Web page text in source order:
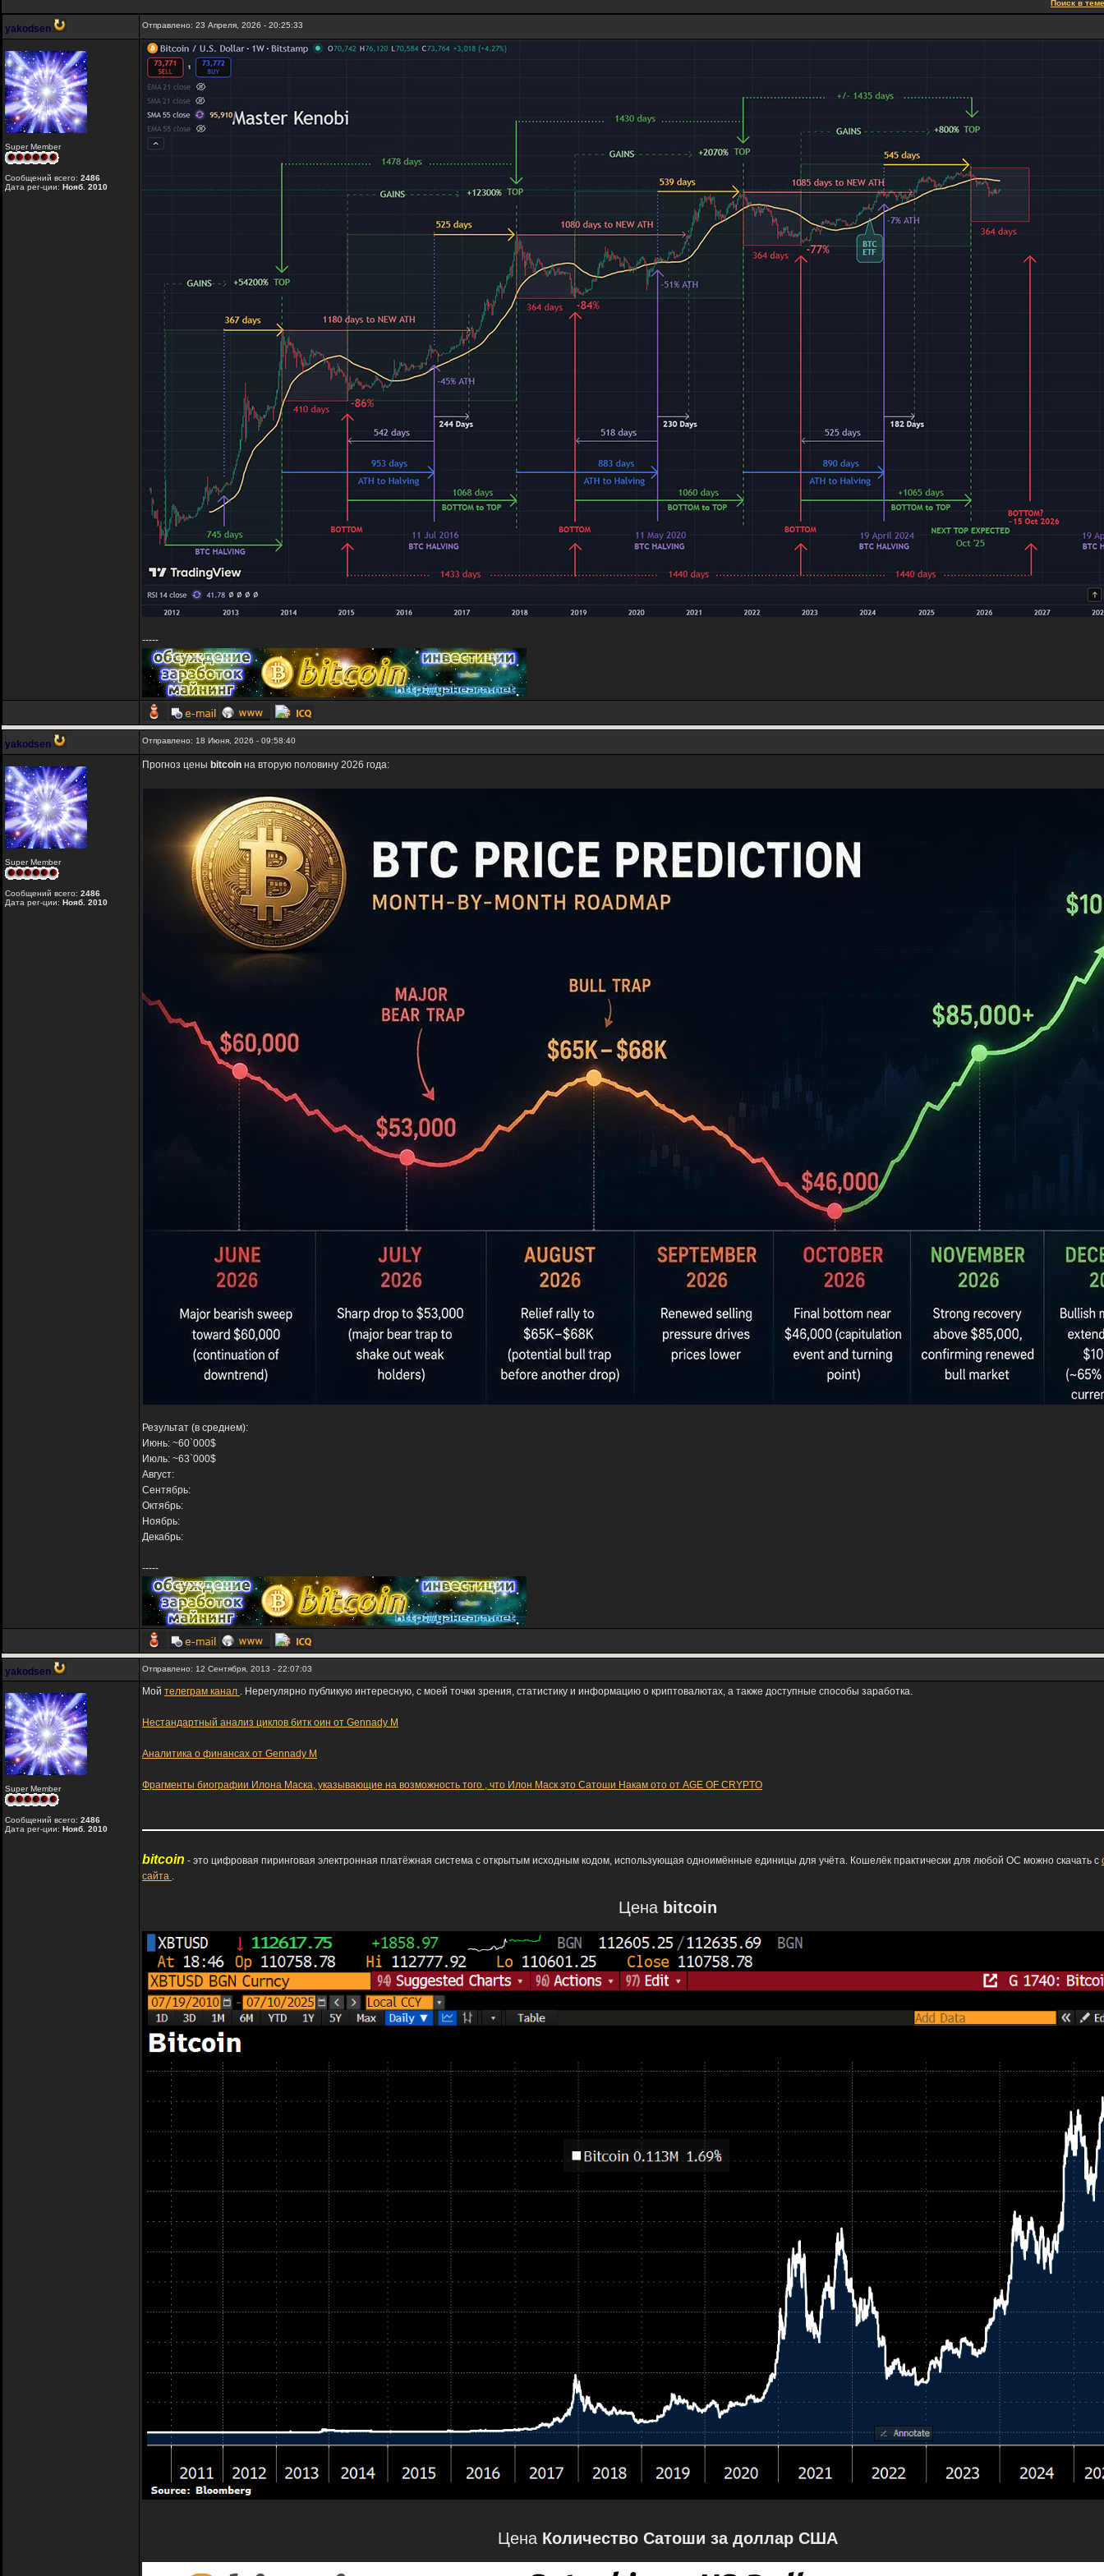
Поиск в теме
yakodsen Отправлено: 23 Апреля, 2026 - 20:25:33
Super Member
Сообщений всего: 2486
Дата рег-ции: Нояб. 2010
-----
yakodsen Отправлено: 18 Июня, 2026 - 09:58:40
Super Member
Сообщений всего: 2486
Дата рег-ции: Нояб. 2010
Прогноз цены bitcoin на вторую половину 2026 года:
Результат (в среднем):
Июнь: ~60`000$
Июль: ~63`000$
Август:
Сентябрь:
Октябрь:
Ноябрь:
Декабрь:
-----
yakodsen Отправлено: 12 Сентября, 2013 - 22:07:03
Super Member
Сообщений всего: 2486
Дата рег-ции: Нояб. 2010
Мой телеграм канал . Нерегулярно публикую интересную, с моей точки зрения, статистику и информацию о криптовалютах, а также доступные способы заработка.
Нестандартный анализ циклов битк оин от Gennady M
Аналитика о финансах от Gennady M
Фрагменты биографии Илона Маска, указывающие на возможность того , что Илон Маск это Сатоши Накам ото от AGE OF CRYPTO
bitcoin - это цифровая пиринговая электронная платёжная система с открытым исходным кодом, использующая одноимённые единицы для учёта. Кошелёк практически для любой ОС можно скачать с
сайта .
Цена bitcoin
Цена Количество Сатоши за доллар США